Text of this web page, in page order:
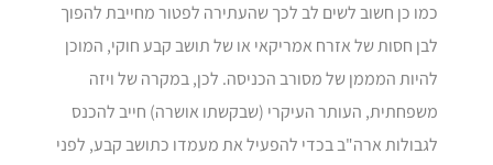
כמו כן חשוב לשים לב לכך שהעתירה לפטור מחייבת להפוך
לבן חסות של אזרח אמריקאי או של תושב קבע חוקי, המוכן
להיות המממן של מסורב הכניסה. לכן, במקרה של ויזה
משפחתית, העותר העיקרי (שבקשתו אושרה) חייב להכנס
לגבולות ארה"ב בכדי להפעיל את מעמדו כתושב קבע, לפני